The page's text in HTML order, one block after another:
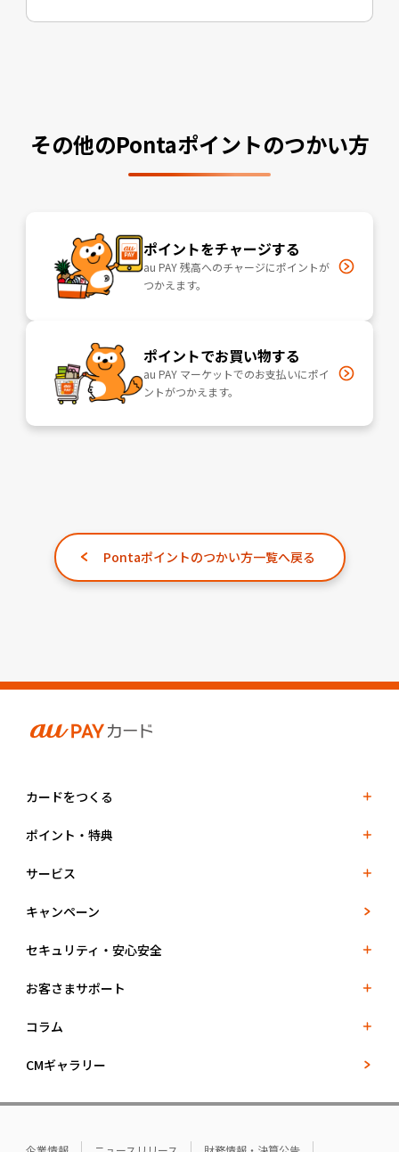
その他のPontaポイントのつかい方
ポイントをチャージする
au PAY 残高へのチャージにポイントが
つかえます。
ポイントでお買い物する
au PAY マーケットでのお支払いにポイ
ントがつかえます。
Pontaポイントのつかい方一覧へ戻る
カードをつくる
ポイント・特典
サービス
キャンペーン
セキュリティ・安心安全
お客さまサポート
コラム
CMギャラリー